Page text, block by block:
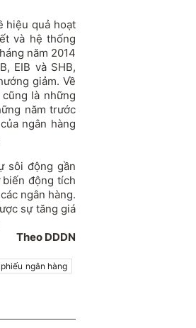
hiệu quả hoạt
và hệ thống
năm 2014
EIB và SHB,
giảm. Về
là những
năm trước
ngân hàng
sôi động gần
động tích
ngân hàng.
sự tăng giá
Theo DDDN
ngân hàng